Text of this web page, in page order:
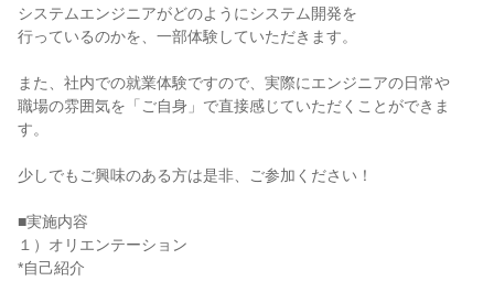
システムエンジニアがどのようにシステム開発を
行っているのかを、一部体験していただきます。
また、社内での就業体験ですので、実際にエンジニアの日常や
職場の雰囲気を「ご自身」で直接感じていただくことができま
す。
少しでもご興味のある方は是非、ご参加ください！
■実施内容
１）オリエンテーション
*自己紹介